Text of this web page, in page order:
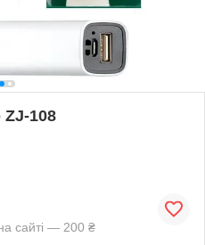
ZJ-108
сайті — 200 ₴